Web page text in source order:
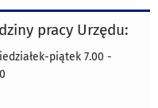
pracy Urzędu:
piątek 7.00 -